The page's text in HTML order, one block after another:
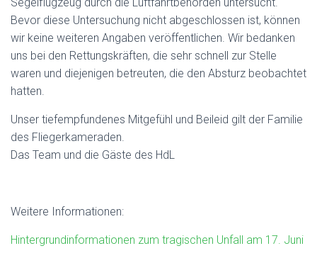
Bevor diese Untersuchung nicht abgeschlossen ist, können
wir keine weiteren Angaben veröffentlichen. Wir bedanken
uns bei den Rettungskräften, die sehr schnell zur Stelle
waren und diejenigen betreuten, die den Absturz beobachtet
hatten.
Unser tiefempfundenes Mitgefühl und Beileid gilt der Familie
des Fliegerkameraden.
Das Team und die Gäste des HdL
Weitere Informationen:
Hintergrundinformationen zum tragischen Unfall am 17. Juni